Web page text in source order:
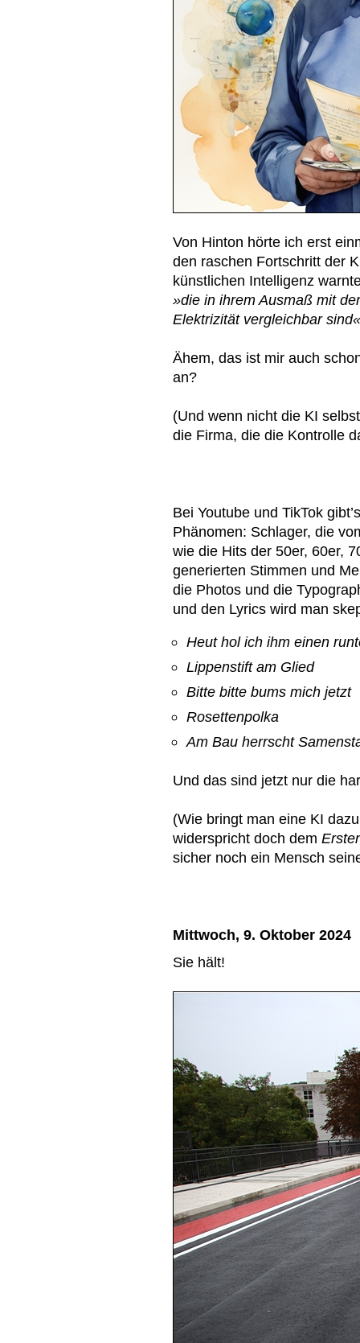
Von Hinton hörte ich erst
den raschen Fortschritt der
künstlichen Intelligenz
»die in ihrem Ausmaß mit
Elektrizität vergleichbar
Ähem, das ist mir auch
an?
(Und wenn nicht die KI
die Firma, die die Kontrolle
Bei Youtube und TikTok
Phänomen: Schlager, die
wie die Hits der 50er, 60er,
generierten Stimmen und
die Photos und die
und den Lyrics wird man
Heut hol ich ihm einen
Lippenstift am Glied
Bitte bitte bums mich jetzt
Rosettenpolka
Am Bau herrscht
Und das sind jetzt nur die
(Wie bringt man eine KI
widerspricht doch dem
sicher noch ein Mensch
Mittwoch, 9. Oktober 2024
Sie hält!